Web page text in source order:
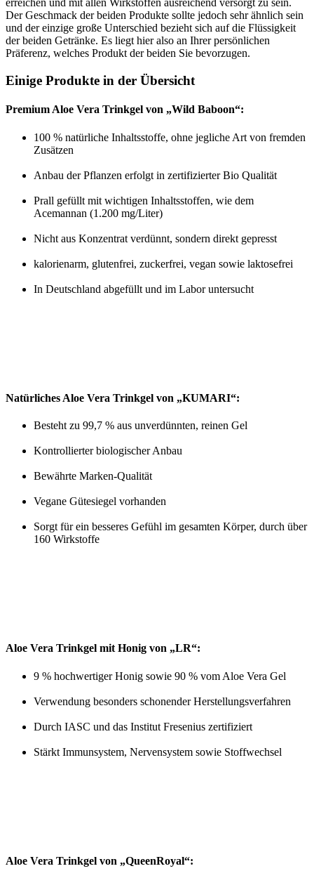
erreichen und mit allen Wirkstoffen ausreichend versorgt zu sein.
Der Geschmack der beiden Produkte sollte jedoch sehr ähnlich sein
und der einzige große Unterschied bezieht sich auf die Flüssigkeit
der beiden Getränke. Es liegt hier also an Ihrer persönlichen
Präferenz, welches Produkt der beiden Sie bevorzugen.
Einige Produkte in der Übersicht
Premium Aloe Vera Trinkgel von „Wild Baboon“:
100 % natürliche Inhaltsstoffe, ohne jegliche Art von fremden
Zusätzen
Anbau der Pflanzen erfolgt in zertifizierter Bio Qualität
Prall gefüllt mit wichtigen Inhaltsstoffen, wie dem
Acemannan (1.200 mg/Liter)
Nicht aus Konzentrat verdünnt, sondern direkt gepresst
kalorienarm, glutenfrei, zuckerfrei, vegan sowie laktosefrei
In Deutschland abgefüllt und im Labor untersucht
Natürliches Aloe Vera Trinkgel von „KUMARI“:
Besteht zu 99,7 % aus unverdünnten, reinen Gel
Kontrollierter biologischer Anbau
Bewährte Marken-Qualität
Vegane Gütesiegel vorhanden
Sorgt für ein besseres Gefühl im gesamten Körper, durch über
160 Wirkstoffe
Aloe Vera Trinkgel mit Honig von „LR“:
9 % hochwertiger Honig sowie 90 % vom Aloe Vera Gel
Verwendung besonders schonender Herstellungsverfahren
Durch IASC und das Institut Fresenius zertifiziert
Stärkt Immunsystem, Nervensystem sowie Stoffwechsel
Aloe Vera Trinkgel von „QueenRoyal“: